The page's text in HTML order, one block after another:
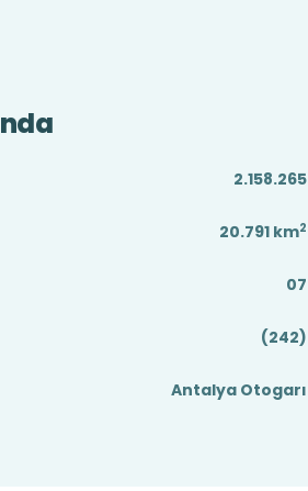
2.158.265
20.791 km2
07
(242)
Antalya Otogarı